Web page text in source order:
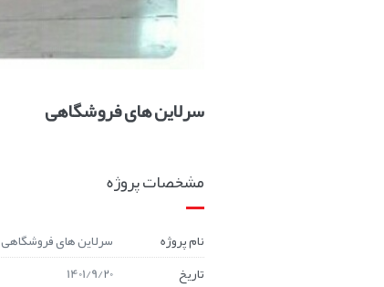
سرلاین های فروشگاهی
مشخصات پروژه
نام پروژه
سرلاین های فروشگاهی
تاریخ
1401/9/20